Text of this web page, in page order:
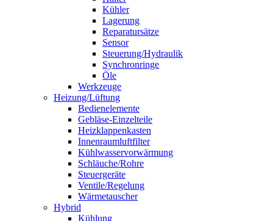
Kühler
Lagerung
Reparatursätze
Sensor
Steuerung/Hydraulik
Synchronringe
Öle
Werkzeuge
Heizung/Lüftung
Bedienelemente
Gebläse-Einzelteile
Heizklappenkasten
Innenraumluftfilter
Kühlwasservorwärmung
Schläuche/Rohre
Steuergeräte
Ventile/Regelung
Wärmetauscher
Hybrid
Kühlung